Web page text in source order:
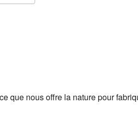
que nous offre la nature pour